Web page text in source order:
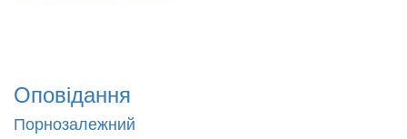
Оповідання
Порнозалежний